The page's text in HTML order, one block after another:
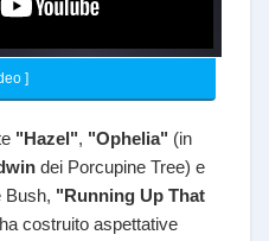
]
"Hazel", "Ophelia" (in
dei Porcupine Tree) e
Bush, "Running Up That
costruito aspettative